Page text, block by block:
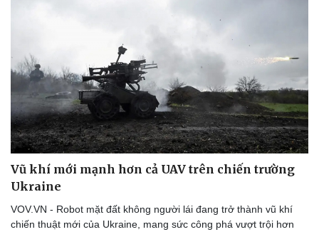
Vũ khí mới mạnh hơn cả UAV trên chiến trường
Ukraine
VOV.VN - Robot mặt đất không người lái đang trở thành vũ khí
chiến thuật mới của Ukraine, mang sức công phá vượt trội hơn